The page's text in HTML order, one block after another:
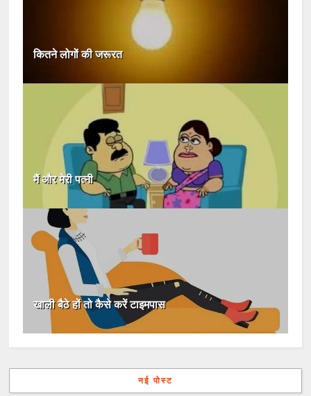
कितने लोगों की जरूरत
मैं और मेरी पत्नी
खाली बैठे हों तो कैसे करें टाइमपास
नई पोस्ट